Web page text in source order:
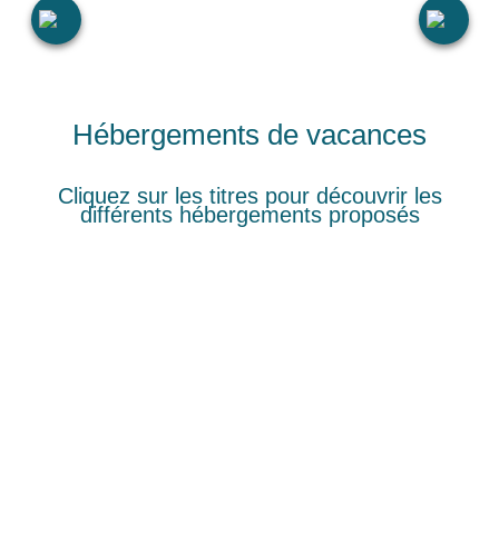
Hébergements de vacances
Cliquez sur les titres pour découvrir les
différents hébergements proposés